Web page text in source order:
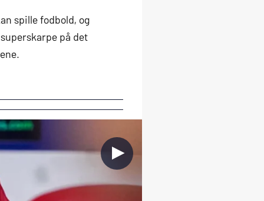
spille fodbold, og
på det
►